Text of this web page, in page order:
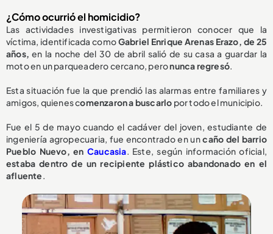
¿Cómo ocurrió el homicidio?
Las actividades investigativas permitieron conocer que la
víctima, identificada comoGabriel Enrique Arenas Erazo, de 25
años, en la noche del 30 de abril salió de su casa a guardar la
moto en un parqueadero cercano, peronunca regresó.
Esta situación fue la que prendió las alarmas entre familiares y
amigos, quienes comenzaron a buscarlo por todo el municipio.
Fue el 5 de mayo cuando el cadáver del joven, estudiante de
ingeniería agropecuaria, fue encontrado en uncaño del barrio
Pueblo Nuevo, en Caucasia. Este, según información oficial,
estaba dentro de un recipiente plástico abandonado en el
afluente.